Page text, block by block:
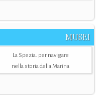
MUSEI
La Spezia. per navigare
nella storia della Marina